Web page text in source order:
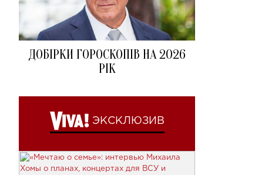
ДОБІРКИ ГОРОСКОПІВ НА 2026
РІК
ЭКСКЛЮЗИВ